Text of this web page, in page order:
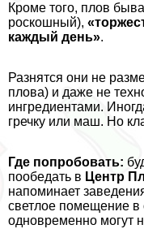
Кроме того, плов
роскошный),
каждый день».
Разнятся они не
плова) и даже не
ингредиентами.
гречку или маш. Но
Где попробовать:
пообедать в Центр
напоминает
светлое помещение в
одновременно могут